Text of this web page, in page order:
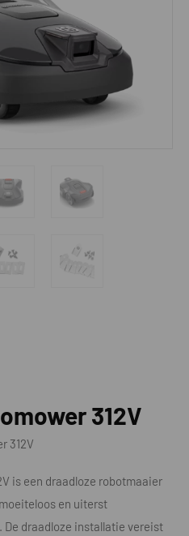
312V
312V
is een draadloze robotmaaier
en uiterst
draadloze installatie vereist